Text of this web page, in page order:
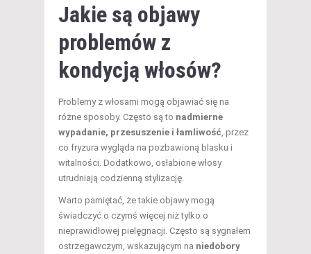
Jakie są objawy
problemów z
kondycją włosów?
Problemy z włosami mogą objawiać się na
różne sposoby. Często są to nadmierne
wypadanie, przesuszenie i łamliwość , przez
co fryzura wygląda na pozbawioną blasku i
witalności. Dodatkowo, osłabione włosy
utrudniają codzienną stylizację.
Warto pamiętać, że takie objawy mogą
świadczyć o czymś więcej niż tylko o
nieprawidłowej pielęgnacji. Często są sygnałem
ostrzegawczym, wskazującym na niedobory